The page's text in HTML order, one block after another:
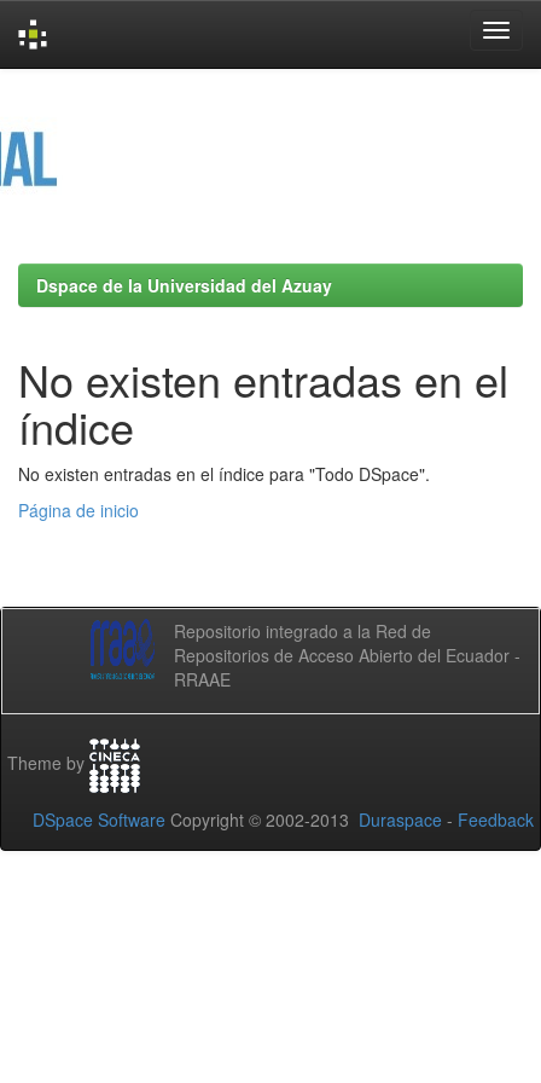
Dspace de la Universidad del Azuay
No existen entradas en el
índice
No existen entradas en el índice para "Todo DSpace".
Página de inicio
Repositorio integrado a la Red de
Repositorios de Acceso Abierto del Ecuador -
RRAAE
Theme by
DSpace Software Copyright © 2002-2013 Duraspace - Feedback